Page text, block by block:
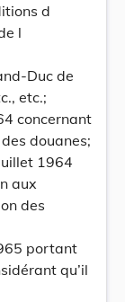
d
l
Duc de
etc.;
concernant
douanes;
1964
aux
des
portant
qu’il